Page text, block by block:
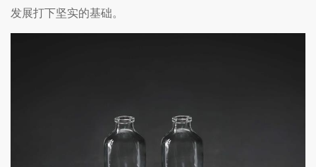
发展打下坚实的基础。